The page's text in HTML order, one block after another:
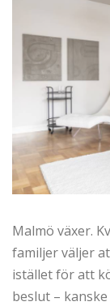
Malmö växer.
familjer väljer
istället för att
beslut –